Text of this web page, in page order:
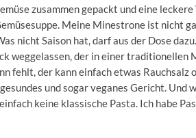
zusammen gepackt und eine
Meine Minestrone ist nicht
nicht Saison hat, darf aus der Dose
weggelassen, der in einer
fehlt, der kann einfach etwas
und sogar veganes Gericht. Und
keine klassische Pasta. Ich habe